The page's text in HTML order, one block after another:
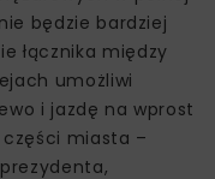
będzie bardziej
łącznika między
umożliwi
i jazdę na wprost
części miasta –